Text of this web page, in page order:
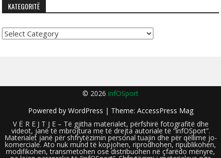
KATEGORITË
Kategoritë
© 2026 infOSport
Powered by WordPress | Theme: AccessPress Mag
V Ë R E J T J E – Të gjitha materialet, përfshirë fotografitë dhe
videot, janë të mbrojtura me të drejta autoriale të “infOSport”.
Materialet janë për shfrytëzimin personal tuajin dhe për qëllime jo-
komerciale. Ato nuk mund të kopjohen, riprodhohen, ripublikohen,
modifikohen, transmetohen ose distribuohen në çfarëdo mënyre,